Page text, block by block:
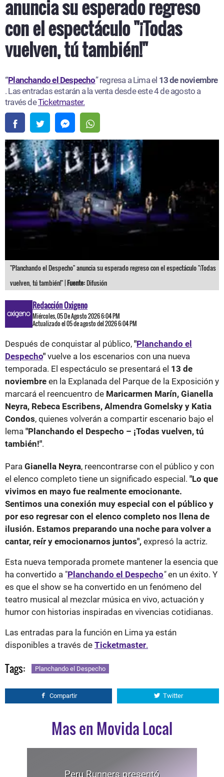
anuncia su esperado regreso
con el espectáculo "¡Todas
vuelven, tú también!"
“Planchando el Despecho” regresa a Lima el 13 de noviembre
. Las entradas estarán a la venta desde este 4 de agosto a
través deTicketmaster.
"Planchando el Despecho" anuncia su esperado regreso con el espectáculo "¡Todas
vuelven, tú también!" |Fuente:Difusión
Redacción Oxigeno
Miércoles, 05 De Agosto 2026 6:04 PM
Actualizado el 05 de agosto del 2026 6:04 PM
Después de conquistar al público, "Planchando el
Despecho" vuelve a los escenarios con una nueva
temporada. El espectáculo se presentará el 13 de
noviembre en la Explanada del Parque de la Exposición y
marcará el reencuentro de Maricarmen Marín, Gianella
Neyra, Rebeca Escribens, Almendra Gomelsky y Katia
Condos, quienes volverán a compartir escenario bajo el
lema "Planchando el Despecho – ¡Todas vuelven, tú
también!".
Para Gianella Neyra, reencontrarse con el público y con
el elenco completo tiene un significado especial. "Lo que
vivimos en mayo fue realmente emocionante.
Sentimos una conexión muy especial con el público y
por eso regresar con el elenco completo nos llena de
ilusión. Estamos preparando una noche para volver a
cantar, reír y emocionarnos juntos", expresó la actriz.
Esta nueva temporada promete mantener la esencia que
ha convertido a "Planchando el Despecho"en un éxito. Y
es que el show se ha convertido en un fenómeno del
teatro musical al mezclar música en vivo, actuación y
humor con historias inspiradas en vivencias cotidianas.
Las entradas para la función en Lima ya están
disponibles a través de Ticketmaster.
Tags: Planchando el Despecho
Compartir Twitter
Mas en Movida Local
Peru Runners presentó